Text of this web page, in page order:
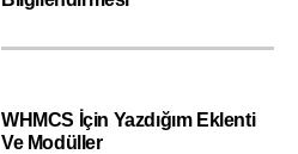
WHMCS İçin Yazdığım Eklenti
Ve Modüller